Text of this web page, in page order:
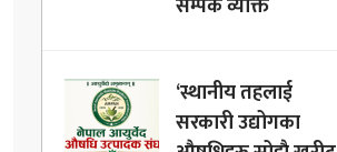
‘स्थानीय तहलाई
सरकारी उद्योगका